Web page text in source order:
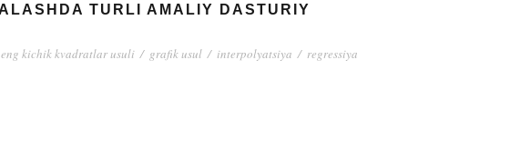
TURLI AMALIY DASTURIY
eng kichik kvadratlar usuli / grafik usul / interpolyatsiya / regressiya